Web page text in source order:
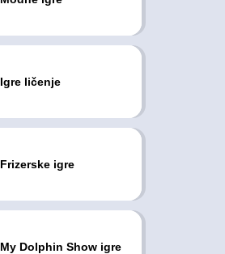
Igre ličenje
Frizerske igre
My Dolphin Show igre